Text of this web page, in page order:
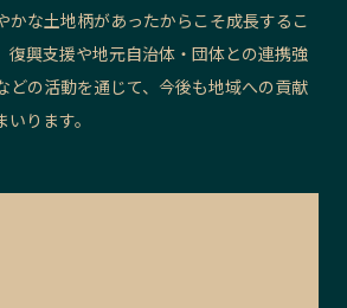
かな土地柄があったからこそ成長するこ
復興支援や地元自治体・団体との連携強
どの活動を通じて、今後も地域への貢献
ります。